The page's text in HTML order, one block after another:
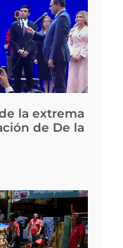
la extrema
de De la